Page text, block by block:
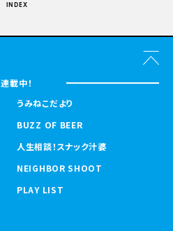
INDEX
連載中！
うみねこだより
BUZZ OF BEER
人生相談！スナック汁婆
NEIGHBOR SHOOT
PLAY LIST